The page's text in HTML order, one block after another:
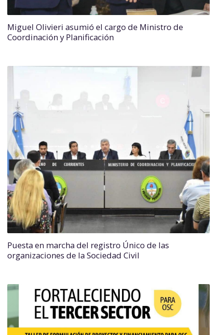
Miguel Olivieri asumió el cargo de Ministro de
Coordinación y Planificación
Puesta en marcha del registro Único de las
organizaciones de la Sociedad Civil